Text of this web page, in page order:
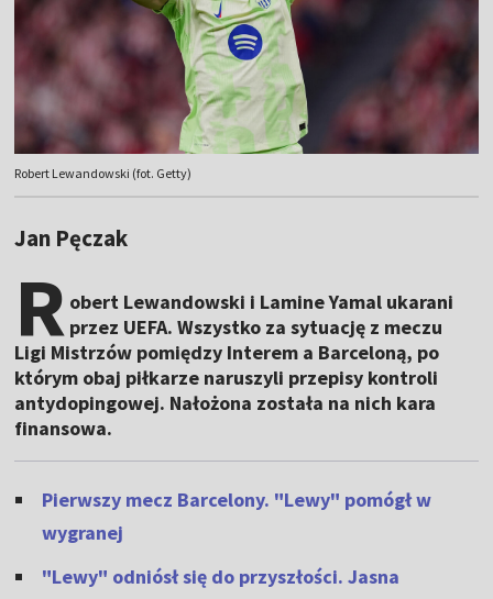
Robert Lewandowski (fot. Getty)
Jan Pęczak
R obert Lewandowski i Lamine Yamal ukarani
przez UEFA. Wszystko za sytuację z meczu
Ligi Mistrzów pomiędzy Interem a Barceloną, po
którym obaj piłkarze naruszyli przepisy kontroli
antydopingowej. Nałożona została na nich kara
finansowa.
Pierwszy mecz Barcelony. "Lewy" pomógł w
wygranej
"Lewy" odniósł się do przyszłości. Jasna